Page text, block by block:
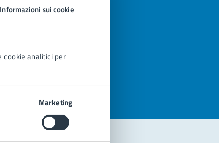
Informazioni sui cookie
cookie analitici per
Marketing